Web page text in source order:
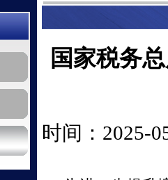
国家税务
时间：2025-